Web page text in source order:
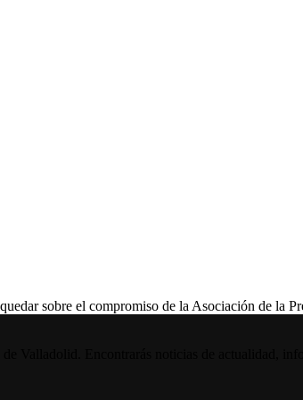
sobre el compromiso de la Asociación de la